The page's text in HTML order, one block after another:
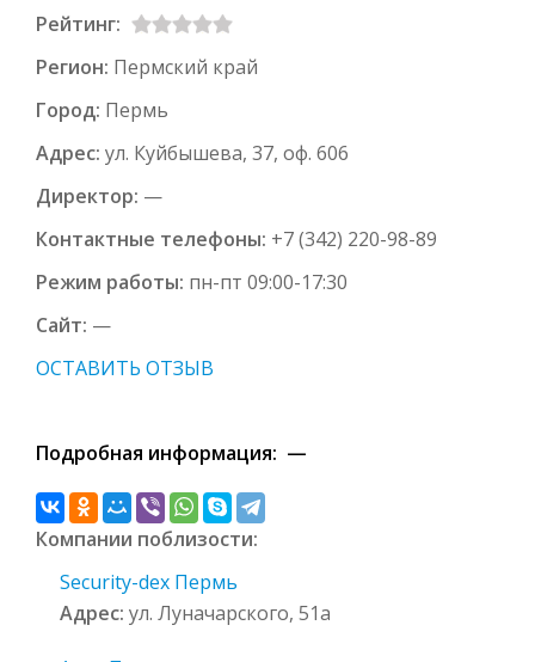
Рейтинг:
Регион: Пермский край
Город: Пермь
Адрес: ул. Куйбышева, 37, оф. 606
Директор: —
Контактные телефоны: +7 (342) 220-98-89
Режим работы: пн-пт 09:00-17:30
Сайт: —
ОСТАВИТЬ ОТЗЫВ
Подробная информация: —
Компании поблизости:
Security-dex Пермь
Адрес: ул. Луначарского, 51а